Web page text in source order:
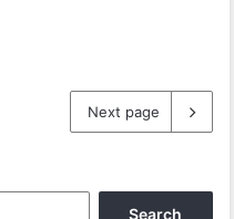
Next page